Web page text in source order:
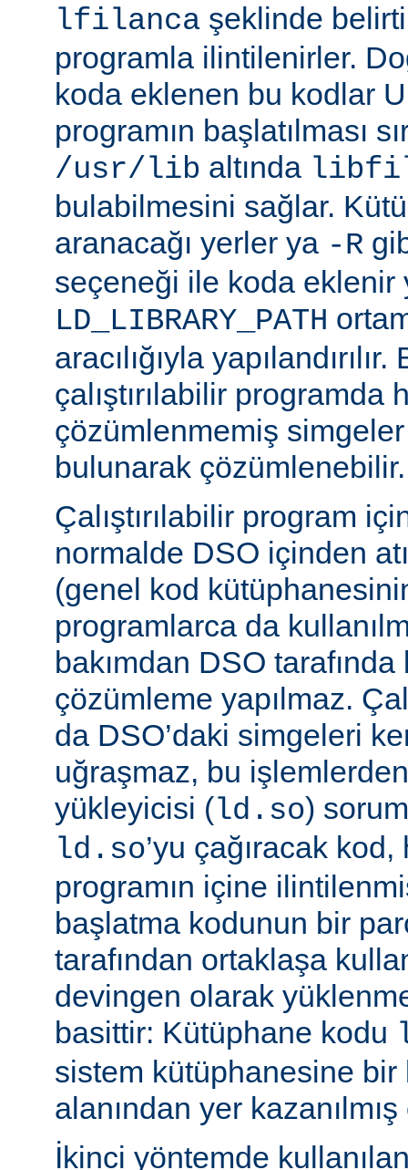
lfilanca şeklinde
programla ilintilenirler.
koda eklenen bu kodlar
programın başlatılması
/usr/lib altında
bulabilmesini sağlar.
aranacağı yerler ya -R
seçeneği ile koda eklenir
LD_LIBRARY_PATH
aracılığıyla
çalıştırılabilir programda
çözümlenmemiş
bulunarak çözümlenebilir.
Çalıştırılabilir program
normalde DSO içinden
(genel kod
programlarca da
bakımdan DSO
çözümleme yapılmaz.
da DSO’daki simgeleri
uğraşmaz, bu
yükleyicisi ( ld.so)
ld.so’yu çağıracak kod,
programın içine
başlatma kodunun bir
tarafından ortaklaşa
devingen olarak
basittir: Kütüphane kodu
sistem kütüphanesine
alanından yer kazanılmış
İkinci yöntemde